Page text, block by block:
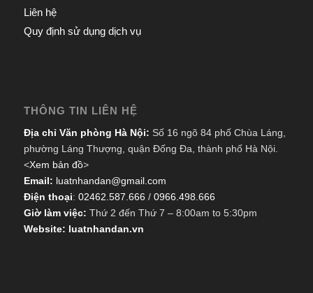
Liên hệ
Quy định sử dụng dịch vụ
THÔNG TIN LIÊN HỆ
Địa chỉ Văn phòng Hà Nội: Số 16 ngõ 84 phố Chùa Láng,
phường Láng Thượng, quận Đống Đa, thành phố Hà Nội.
<Xem bản đồ>
Email: luatnhandan@gmail.com
Điện thoại: 02462.587.666 / 0966.498.666
Giờ làm việc: Thứ 2 đến Thứ 7 – 8:00am to 5:30pm
Website: luatnhandan.vn